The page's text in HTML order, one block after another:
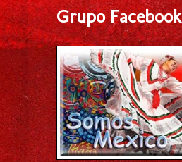
Grupo Facebook